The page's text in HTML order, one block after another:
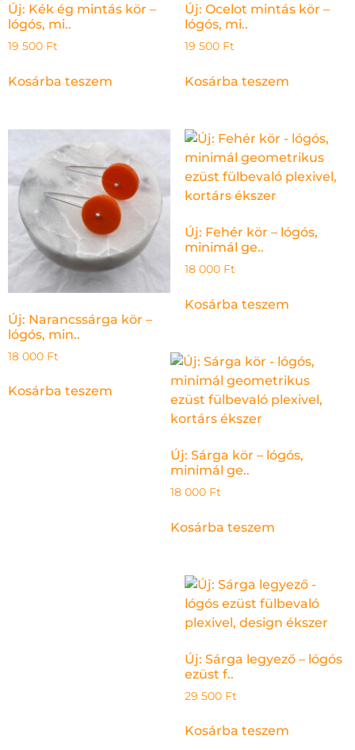
Új: Kék ég mintás kör –
lógós, mi..
19 500 Ft
Kosárba teszem
Új: Ocelot mintás kör –
lógós, mi..
19 500 Ft
Kosárba teszem
Új: Narancssárga kör –
lógós, min..
18 000 Ft
Kosárba teszem
Új: Fehér kör – lógós,
minimál ge..
18 000 Ft
Kosárba teszem
Új: Sárga kör – lógós,
minimál ge..
18 000 Ft
Kosárba teszem
Új: Sárga legyező – lógós
ezüst f..
29 500 Ft
Kosárba teszem